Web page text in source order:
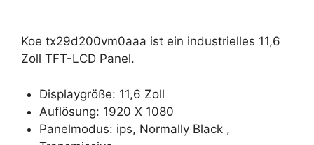
Koe tx29d200vm0aaa ist ein industrielles 11,6
Zoll TFT-LCD Panel.
Displaygröße: 11,6 Zoll
Auflösung: 1920 X 1080
Panelmodus: ips, Normally Black ,